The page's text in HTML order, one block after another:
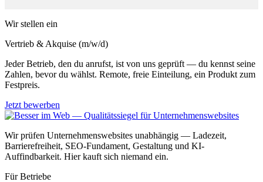
Wir stellen ein
Vertrieb & Akquise (m/w/d)
Jeder Betrieb, den du anrufst, ist von uns geprüft — du kennst seine
Zahlen, bevor du wählst. Remote, freie Einteilung, ein Produkt zum
Festpreis.
Jetzt bewerben
Wir prüfen Unternehmenswebsites unabhängig — Ladezeit,
Barrierefreiheit, SEO-Fundament, Gestaltung und KI-
Auffindbarkeit. Hier kauft sich niemand ein.
Für Betriebe